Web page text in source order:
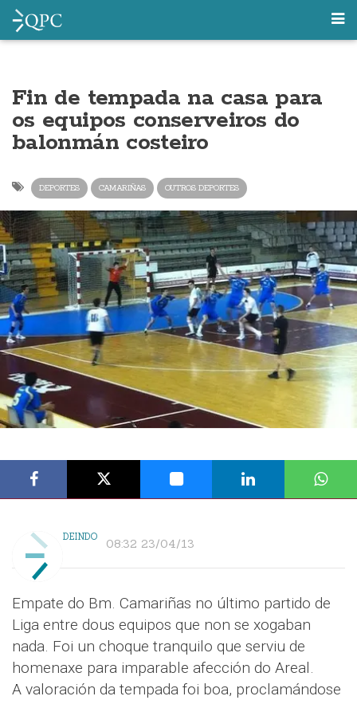
Fin de tempada na casa para
os equipos conserveiros do
balonmán costeiro
DEPORTES CAMARIÑAS OUTROS DEPORTES
DEINDO 08:32 23/04/13
Empate do Bm. Camariñas no último partido de
Liga entre dous equipos que non se xogaban
nada. Foi un choque tranquilo que serviu de
homenaxe para imparable afección do Areal.
A valoración da tempada foi boa, proclamándose